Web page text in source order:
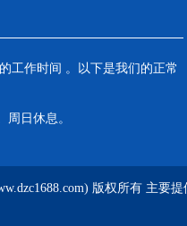
工作时间 。以下是我们的正常
周日休息。
版权所有 主要提